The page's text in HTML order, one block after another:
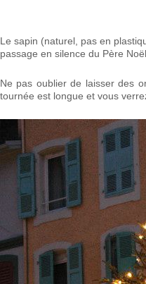
Le sapin (naturel, pas en
passage en silence du Père Noël.
Ne pas oublier de laisser des
tournée est longue et vous